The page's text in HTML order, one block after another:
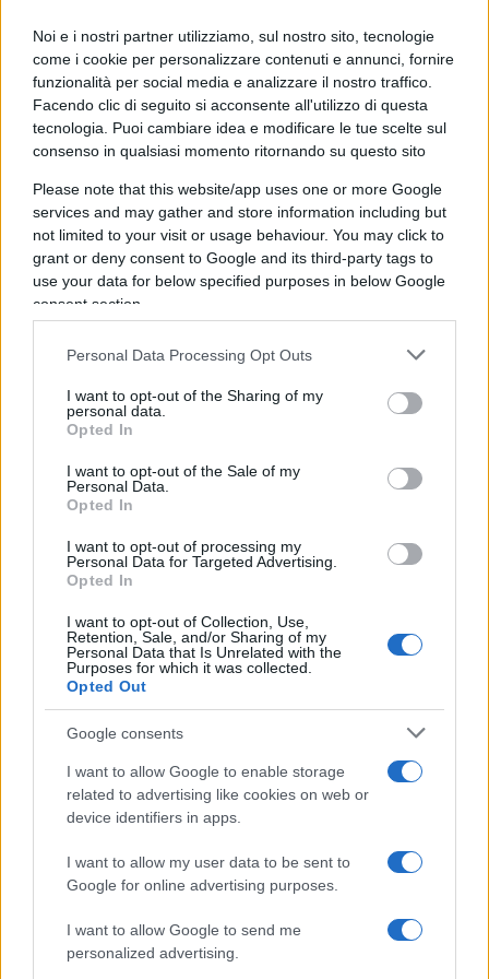
Noi e i nostri partner utilizziamo, sul nostro sito, tecnologie
come i cookie per personalizzare contenuti e annunci, fornire
funzionalità per social media e analizzare il nostro traffico.
Facendo clic di seguito si acconsente all'utilizzo di questa
tecnologia. Puoi cambiare idea e modificare le tue scelte sul
consenso in qualsiasi momento ritornando su questo sito
Please note that this website/app uses one or more Google
services and may gather and store information including but
not limited to your visit or usage behaviour. You may click to
grant or deny consent to Google and its third-party tags to
use your data for below specified purposes in below Google
consent section.
Personal Data Processing Opt Outs
I want to opt-out of the Sharing of my
personal data.
Opted In
I want to opt-out of the Sale of my
Personal Data.
Opted In
I want to opt-out of processing my
Personal Data for Targeted Advertising.
Opted In
I want to opt-out of Collection, Use,
Retention, Sale, and/or Sharing of my
Personal Data that Is Unrelated with the
Purposes for which it was collected.
Opted Out
Google consents
I want to allow Google to enable storage
related to advertising like cookies on web or
device identifiers in apps.
I want to allow my user data to be sent to
Google for online advertising purposes.
I want to allow Google to send me
personalized advertising.
sinistra il punto di riferimento non è più il
pensiero di Hegel, ma quello di Serge Latouche,
con il suo mito della decrescita felice e la lotta
contro l’occidentalizzazione.
Nei tre capitoli in cui si compone l’opera, Sallusti
evidenzia come la Rivoluzione industriale sia stata
perfettamente condivisa dai vecchi comunisti,
poiché si è trattato di un fenomeno che ha avuto
impatti positivi nella realtà socio-economica e
ben conoscevano e accettavano l’autonomia della
politica (capitolo II), sia come oggetto di studio
che come dettaglio meramente tecnico. Per
questo motivo il nostro autore sottolinea la sua
evidenziando come il pensiero della sinistra, da
Togliatti a Schlein, passando per Berlinguer e
D’Alema, sia degenerato.
Infine, Sallusti ricorda che i vecchi comunisti
riconoscevano l’esistenza e l’eccezionalità
dell’Occidente e del suo pensiero, che ritenevano
essere l’apogeo dello Spirito hegeliano, per
definirla secondo il pensiero filosofico di Marx
(capitolo III). Quindi non erano “oicofobi”,
volevano cancellare la cultura occidentale
erano contrari alla cancel culture,come testimonia
anche il pensiero di Lukacs, sia dal punto di vista
filosofico (proponendo una riformulazione della